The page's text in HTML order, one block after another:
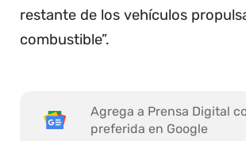
restante de los vehículos
combustible”.
Agrega a Prensa Digital
preferida en Google